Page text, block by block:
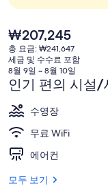
갤
러
리
현
재
가
격
은
₩207,245
₩207,245
총 요금: ₩241,647
세금 및 수수료 포함
8월 9일 ~ 8월 10일
인기 편의 시설/
수영장
무료 WiFi
에어컨
모두 보기